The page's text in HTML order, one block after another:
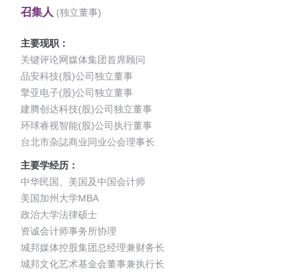
召集人 (独立董事)
主要现职：
关键评论网媒体集团首席顾问
品安科技(股)公司独立董事
擎亚电子(股)公司独立董事
建腾创达科技(股)公司独立董事
环球睿视智能(股)公司执行董事
台北市杂誌商业同业公会理事长
主要学经历：
中华民国、美国及中国会计师
美国加州大学MBA
政治大学法律硕士
资诚会计师事务所协理
城邦媒体控股集团总经理兼财务长
城邦文化艺术基金会董事兼执行长